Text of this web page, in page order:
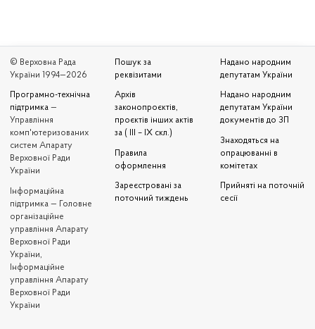
© Верховна Рада
України 1994—2026
Програмно-технічна
підтримка —
Управління
комп'ютеризованих
систем Апарату
Верховної Ради
України
Iнформаційна
підтримка — Головне
організаційне
управління Апарату
Верховної Ради
України,
Інформаційне
управління Апарату
Верховної Ради
України
Пошук за
реквізитами
Архів
законопроєктів,
проєктів інших актів
за ( III – IX скл.)
Правила
оформлення
Зареєстровані за
поточний тиждень
Надано народним
депутатам України
Надано народним
депутатам України
документів до ЗП
Знаходяться на
опрацюванні в
комітетах
Прийняті на поточній
сесії